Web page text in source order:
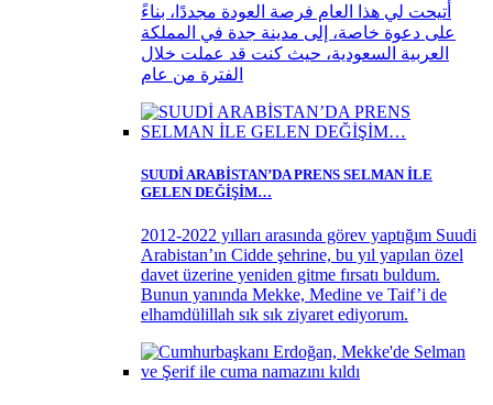
أتيحت لي هذا العام فرصة العودة مجددًا، بناءً
على دعوة خاصة، إلى مدينة جدة في المملكة
العربية السعودية، حيث كنت قد عملت خلال
الفترة من عام
SUUDİ ARABİSTAN’DA PRENS SELMAN İLE
GELEN DEĞİŞİM…
2012-2022 yılları arasında görev yaptığım Suudi
Arabistan’ın Cidde şehrine, bu yıl yapılan özel
davet üzerine yeniden gitme fırsatı buldum.
Bunun yanında Mekke, Medine ve Taif’i de
elhamdülillah sık sık ziyaret ediyorum.